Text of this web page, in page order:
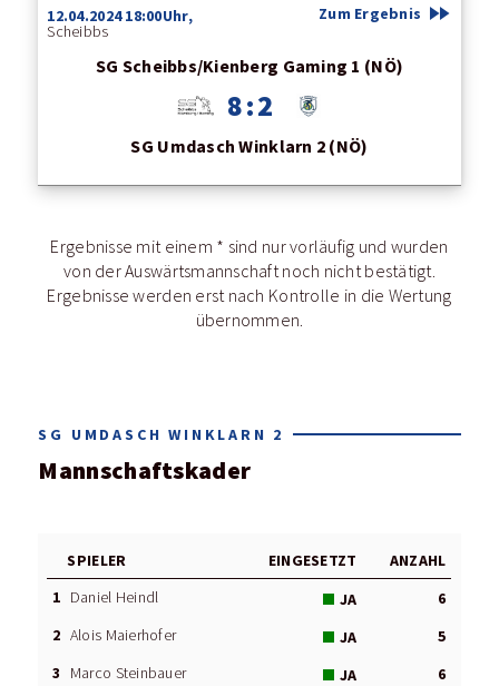
12.04.2024 18:00Uhr,
Scheibbs
SG Scheibbs/Kienberg Gaming 1 (NÖ)
8 : 2
SG Umdasch Winklarn 2 (NÖ)
Zum Ergebnis fast_forward
Ergebnisse mit einem * sind nur vorläufig und wurden
von der Auswärtsmannschaft noch nicht bestätigt.
Ergebnisse werden erst nach Kontrolle in die Wertung
übernommen.
SG UMDASCH WINKLARN 2
Mannschaftskader
SPIELER EINGESETZT
ANZAHL
1 Daniel Heindl JA
6
2 Alois Maierhofer JA
5
3
Marco Steinbauer JA
6